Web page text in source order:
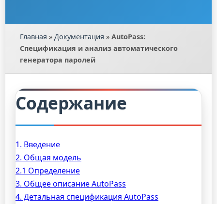
Главная » Документация » AutoPass:
Спецификация и анализ автоматического
генератора паролей
Содержание
1. Введение
2. Общая модель
2.1 Определение
3. Общее описание AutoPass
4. Детальная спецификация AutoPass